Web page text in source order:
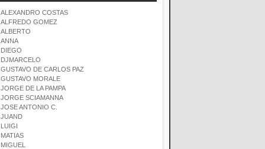
ALEXANDRO COSTAS
ALFREDO GOMEZ
ALBERTO
ANNA
DIEGO
DJMARCELO
GUSTAVO DE CARLOS PAZ
GUSTAVO MORALE
JORGE DE LA PAMPA
JORGE SCIAMANNA
JOSE ANTONIO C.
JUAND
LUIGI
MATIAS
MIGUEL